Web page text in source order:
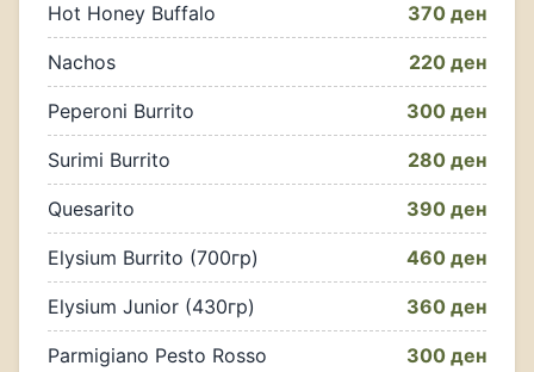
Hot Honey Buffalo 370 ден
Nachos 220 ден
Peperoni Burrito 300 ден
Surimi Burrito 280 ден
Quesarito 390 ден
Elysium Burrito (700гр) 460 ден
Elysium Junior (430гр) 360 ден
Parmigiano Pesto Rosso 300 ден